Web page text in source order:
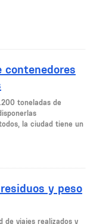
contenedores
toneladas de
la ciudad tiene un
y peso
de viajes realizados y